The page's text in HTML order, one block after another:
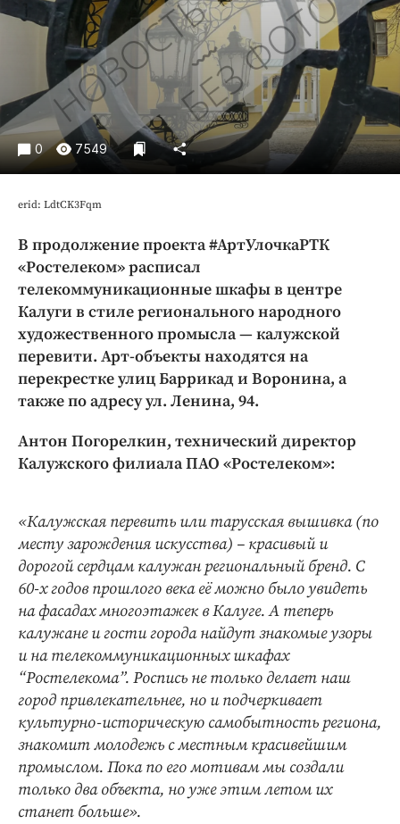
Криминал
Культура
Недвижимость и ЖКХ
Образование
Общество
Погода
Праздники
Экономика и бизнес
Блоги
Издания
Медиаперсона
Интересное чтиво
Бренд года
Работодатель года
0 7549
erid: LdtCK3Fqm
В продолжение проекта #АртУлочкаРТК
«Ростелеком» расписал
телекоммуникационные шкафы в центре
Калуги в стиле регионального народного
художественного промысла — калужской
перевити. Арт-объекты находятся на
перекрестке улиц Баррикад и Воронина, а
также по адресу ул. Ленина, 94.
Антон Погорелкин, технический директор
Калужского филиала ПАО «Ростелеком»:
«Калужская перевить или тарусская вышивка (по
месту зарождения искусства) – красивый и
дорогой сердцам калужан региональный бренд. С
60-х годов прошлого века её можно было увидеть
на фасадах многоэтажек в Калуге. А теперь
калужане и гости города найдут знакомые узоры
и на телекоммуникационных шкафах
“Ростелекома”. Роспись не только делает наш
город привлекательнее, но и подчеркивает
культурно-историческую самобытность региона,
знакомит молодежь с местным красивейшим
промыслом. Пока по его мотивам мы создали
только два объекта, но уже этим летом их
станет больше».